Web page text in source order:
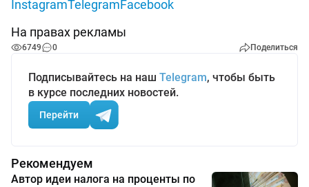
InstagramTelegramFacebook
На правах рекламы
6749 0 Поделиться
Подписывайтесь на наш Telegram, чтобы быть
в курсе последних новостей.
Перейти
Рекомендуем
Автор идеи налога на проценты по